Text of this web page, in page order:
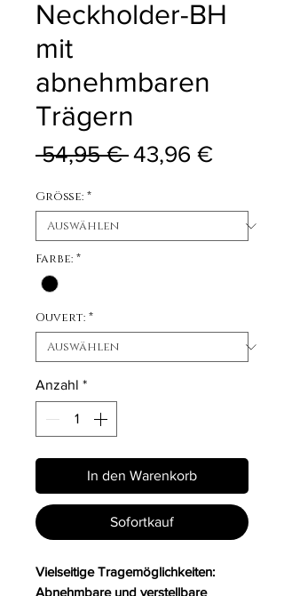
Neckholder-BH
mit
abnehmbaren
Trägern
54,95 € Standardpreis
43,96 €Sale-
Größe: *
Farbe: *
Ouvert: *
Anzahl *
In den Warenkorb
Sofortkauf
Vielseitige Tragemöglichkeiten:
Abnehmbare und verstellbare